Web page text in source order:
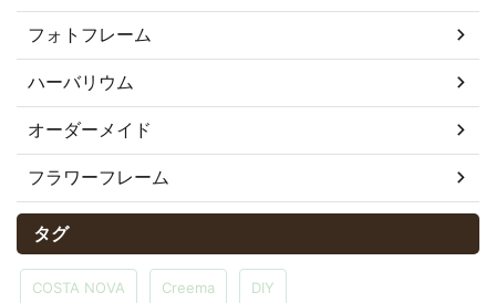
フォトフレーム
ハーバリウム
オーダーメイド
フラワーフレーム
タグ
COSTA NOVA Creema DIY